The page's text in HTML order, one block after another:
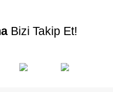
Bizi Takip Et!